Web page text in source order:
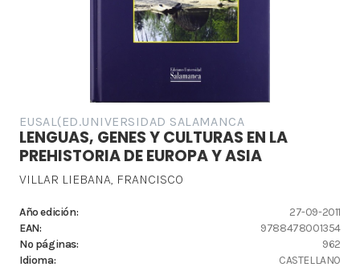
EUSAL(ED.UNIVERSIDAD SALAMANCA
LENGUAS, GENES Y CULTURAS EN LA
PREHISTORIA DE EUROPA Y ASIA
VILLAR LIEBANA, FRANCISCO
Año edición:
27-09-2011
EAN:
9788478001354
Nº páginas:
962
Idioma:
CASTELLANO